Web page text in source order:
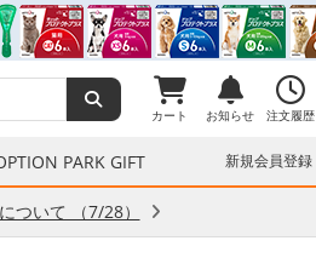
カート お知らせ 注文履歴
PARK GIFT 新規会員登録
ついて （7/28）